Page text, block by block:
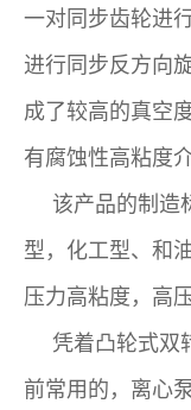
一对同步齿轮进
进行同步反方向
成了较高的真空
有腐蚀性高粘度
该产品的制造
型，化工型、和
压力高粘度，高
凭着凸轮式双
前常用的，离心